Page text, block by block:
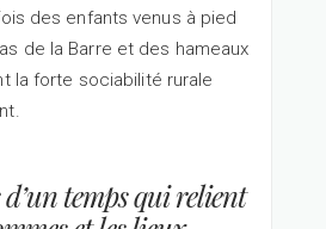
des enfants venus à pied
de la Barre et des hameaux
la forte sociabilité rurale
d’un temps qui relient